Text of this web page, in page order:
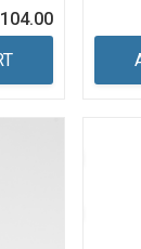
104.00